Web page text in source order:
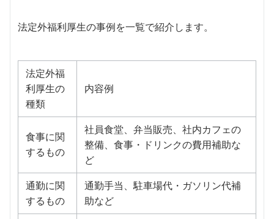
法定外福利厚生の事例を一覧で紹介します。
法定外福
利厚生の
種類
内容例
食事に関
するもの
社員食堂、弁当販売、社内カフェの
整備、食事・ドリンクの費用補助な
ど
通勤に関
するもの
通勤手当、駐車場代・ガソリン代補
助など